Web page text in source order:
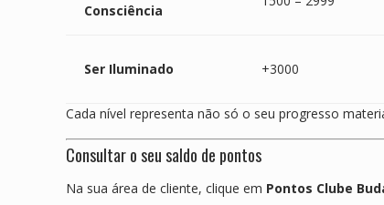
Consciência
Ser Iluminado +3000
Cada nível representa não só o seu progresso
Consultar o seu saldo de pontos
Na sua área de cliente, clique em Pontos Clube